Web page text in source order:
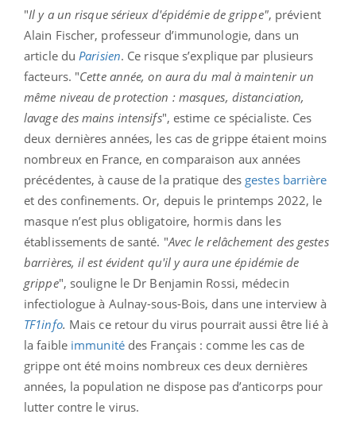
"Il y a un risque sérieux d'épidémie de grippe", prévient
Alain Fischer, professeur d’immunologie, dans un
article duParisien. Ce risque s’explique par plusieurs
facteurs. "Cette année, on aura du mal à maintenir un
même niveau de protection : masques, distanciation,
lavage des mains intensifs", estime ce spécialiste. Ces
deux dernières années, les cas de grippe étaient moins
nombreux en France, en comparaison aux années
précédentes, à cause de la pratique des gestes barrière
et des confinements. Or, depuis le printemps 2022, le
masque n’est plus obligatoire, hormis dans les
établissements de santé. "Avec le relâchement des gestes
barrières, il est évident qu'il y aura une épidémie de
grippe", souligne le Dr Benjamin Rossi, médecin
infectiologue à Aulnay-sous-Bois, dans une interview à
TF1info. Mais ce retour du virus pourrait aussi être lié à
la faible immunitédes Français : comme les cas de
grippe ont été moins nombreux ces deux dernières
années, la population ne dispose pas d’anticorps pour
lutter contre le virus.